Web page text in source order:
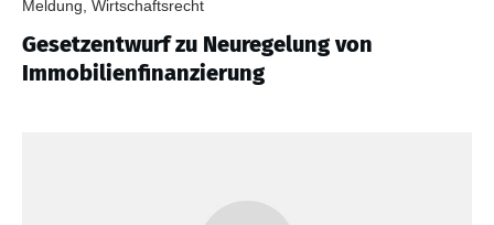
Meldung, Wirtschaftsrecht
Gesetzentwurf zu Neuregelung von
Immobilienfinanzierung